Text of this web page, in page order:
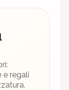
e regali